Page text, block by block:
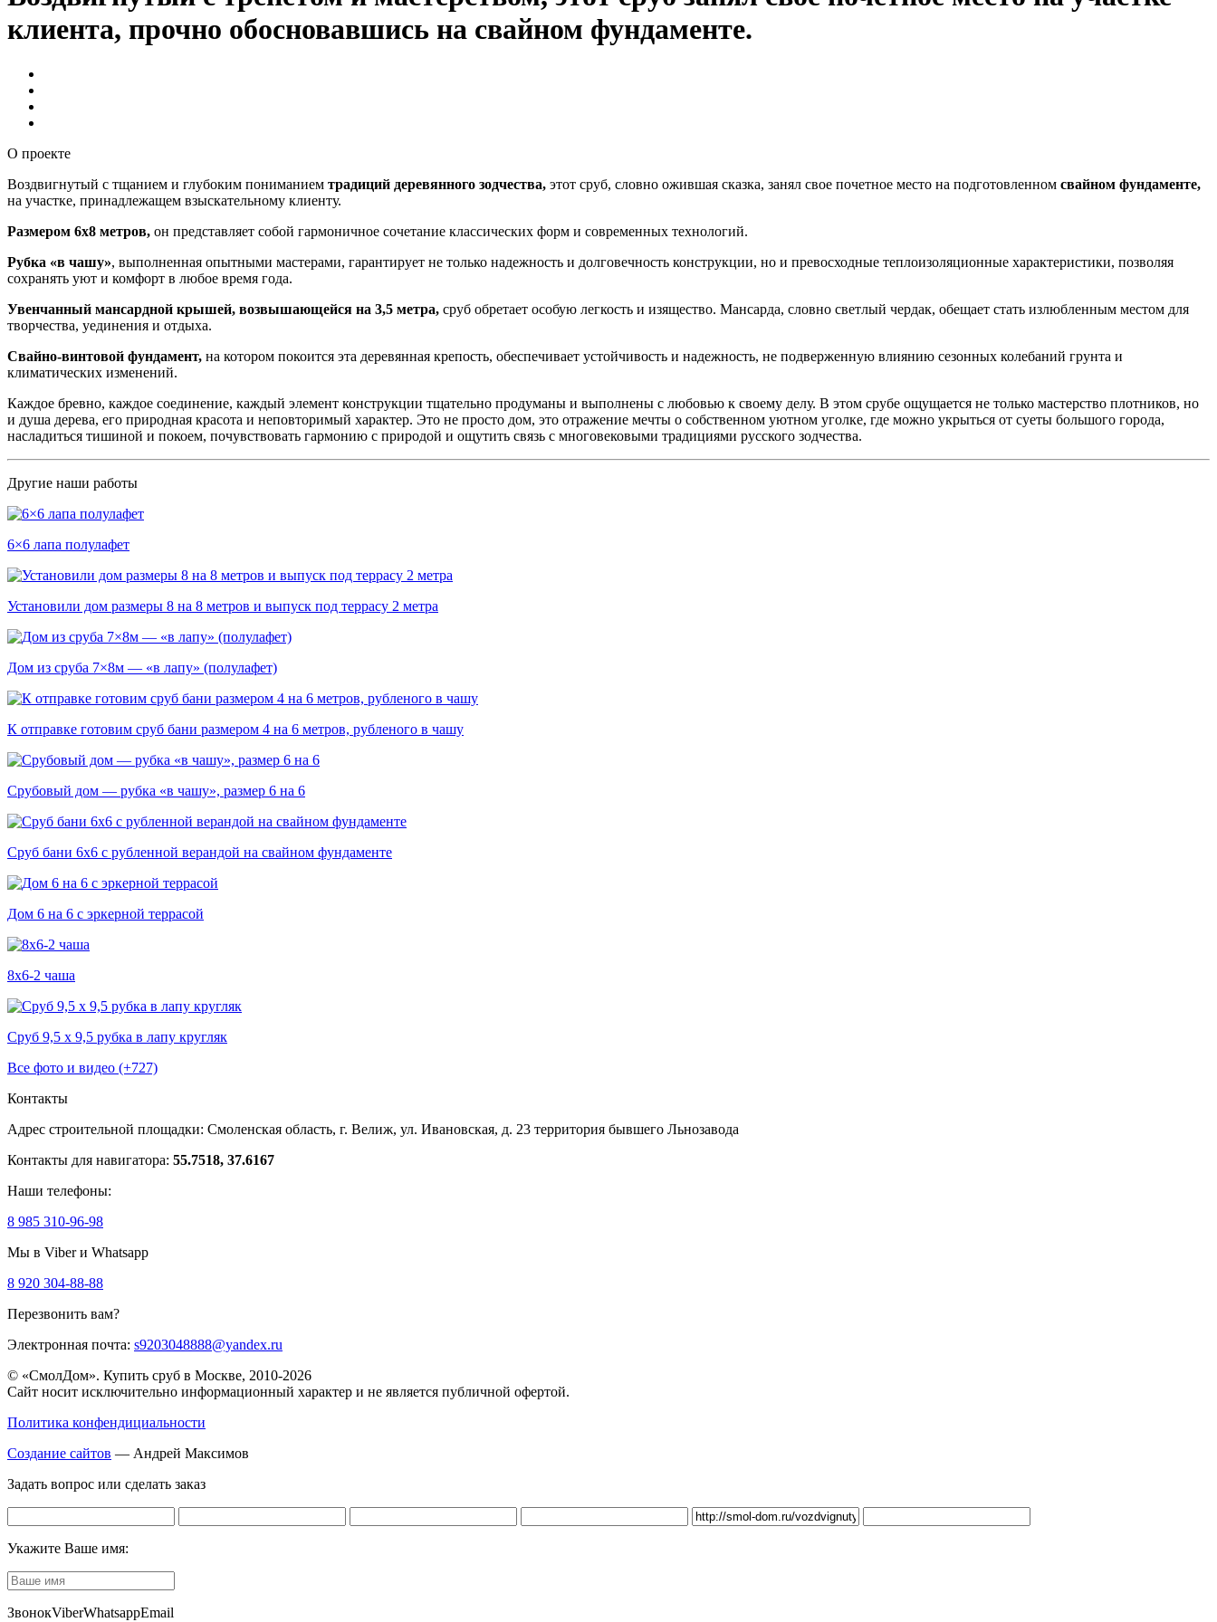
клиента, прочно обосновавшись на свайном фундаменте.
О проекте
Воздвигнутый с тщанием и глубоким пониманием традиций деревянного зодчества, этот сруб, словно ожившая сказка, занял свое почетное место на подготовленном свайном фундаменте,
на участке, принадлежащем взыскательному клиенту.
Размером 6х8 метров, он представляет собой гармоничное сочетание классических форм и современных технологий.
Рубка «в чашу», выполненная опытными мастерами, гарантирует не только надежность и долговечность конструкции, но и превосходные теплоизоляционные характеристики, позволяя
сохранять уют и комфорт в любое время года.
Увенчанный мансардной крышей, возвышающейся на 3,5 метра, сруб обретает особую легкость и изящество. Мансарда, словно светлый чердак, обещает стать излюбленным местом для
творчества, уединения и отдыха.
Свайно-винтовой фундамент, на котором покоится эта деревянная крепость, обеспечивает устойчивость и надежность, не подверженную влиянию сезонных колебаний грунта и
климатических изменений.
Каждое бревно, каждое соединение, каждый элемент конструкции тщательно продуманы и выполнены с любовью к своему делу. В этом срубе ощущается не только мастерство плотников, но
и душа дерева, его природная красота и неповторимый характер. Это не просто дом, это отражение мечты о собственном уютном уголке, где можно укрыться от суеты большого города,
насладиться тишиной и покоем, почувствовать гармонию с природой и ощутить связь с многовековыми традициями русского зодчества.
Другие наши работы
6×6 лапа полулафет
Установили дом размеры 8 на 8 метров и выпуск под террасу 2 метра
Дом из сруба 7×8м — «в лапу» (полулафет)
К отправке готовим сруб бани размером 4 на 6 метров, рубленого в чашу
Срубовый дом — рубка «в чашу», размер 6 на 6
Сруб бани 6х6 с рубленной верандой на свайном фундаменте
Дом 6 на 6 с эркерной террасой
8х6-2 чаша
Сруб 9,5 х 9,5 рубка в лапу кругляк
Все фото и видео (+727)
Контакты
Адрес строительной площадки: Смоленская область, г. Велиж, ул. Ивановская, д. 23 территория бывшего Льнозавода
Контакты для навигатора: 55.7518, 37.6167
Наши телефоны:
8 985 310-96-98
Мы в Viber и Whatsapp
8 920 304-88-88
Перезвонить вам?
Электронная почта: s9203048888@yandex.ru
© «СмолДом». Купить сруб в Москве, 2010-2026
Сайт носит исключительно информационный характер и не является публичной офертой.
Политика конфендициальности
Создание сайтов — Андрей Максимов
Задать вопрос или сделать заказ
Укажите Ваше имя:
ЗвонокViberWhatsappEmail